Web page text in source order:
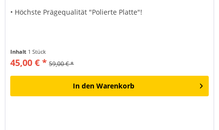
• Höchste Prägequalität "Polierte Platte"!
Inhalt 1 Stück
45,00 € * 59,00 € *
In den Warenkorb